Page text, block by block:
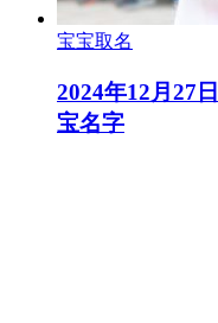
宝宝取名
2024年12月27
宝名字